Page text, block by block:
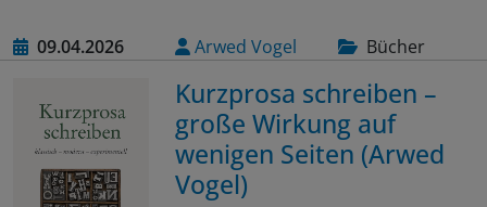
09.04.2026 Arwed Vogel Bücher
Kurzprosa schreiben –
große Wirkung auf
wenigen Seiten (Arwed
Vogel)